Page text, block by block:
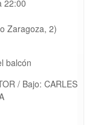
22:00
Zaragoza, 2)
balcón
/ Bajo: CARLES